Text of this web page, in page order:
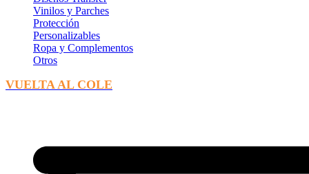
Vinilos y Parches
Protección
Personalizables
Ropa y Complementos
Otros
VUELTA AL COLE